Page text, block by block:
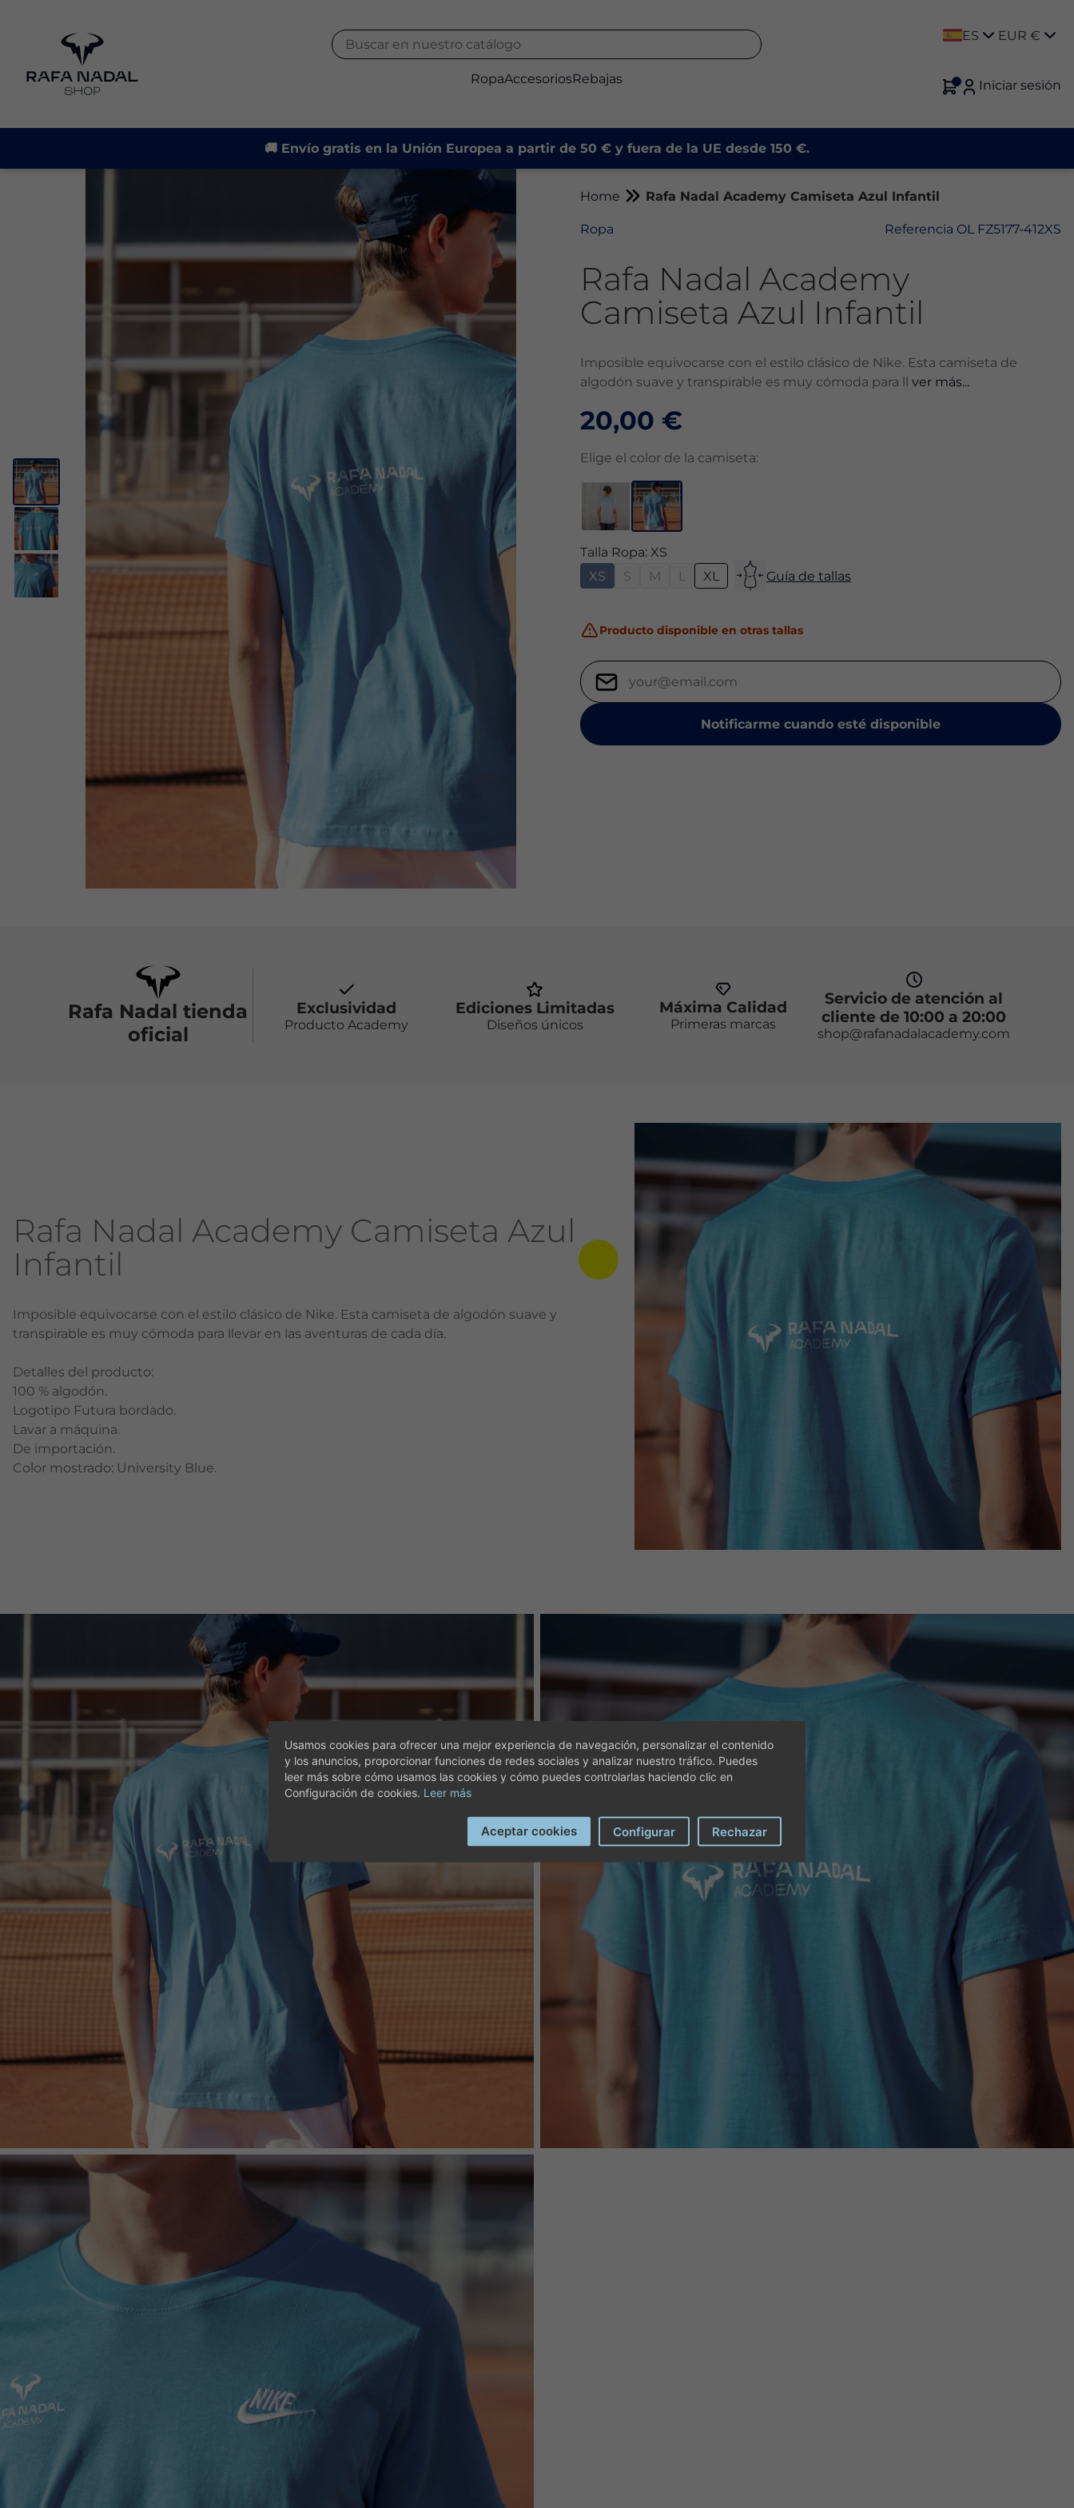
RopaAccesoriosRebajas
ES EUR €
Iniciar sesión
🚚 Envío gratis en la Unión Europea a partir de 50 € y fuera de la UE desde 150 €.
Home Rafa Nadal Academy Camiseta Azul Infantil
Ropa Referencia OL FZ5177-412XS
Rafa Nadal Academy
Camiseta Azul Infantil
Imposible equivocarse con el estilo clásico de Nike. Esta camiseta de
algodón suave y transpirable es muy cómoda para ll ver más...
20,00 €
Elige el color de la camiseta:
Talla Ropa: XS
XS
S M L XL Guía de tallas
Producto disponible en otras tallas
Notificarme cuando esté disponible
Rafa Nadal tienda
oficial
Exclusividad
Producto Academy
Ediciones Limitadas
Diseños únicos
Máxima Calidad
Primeras marcas
Servicio de atención al
cliente de 10:00 a 20:00
shop@rafanadalacademy.com
Rafa Nadal Academy Camiseta Azul
Infantil
Imposible equivocarse con el estilo clásico de Nike. Esta camiseta de algodón suave y
transpirable es muy cómoda para llevar en las aventuras de cada día.
Detalles del producto:
100 % algodón.
Logotipo Futura bordado.
Lavar a máquina.
De importación.
Color mostrado: University Blue.
Usamos cookies para ofrecer una mejor experiencia de navegación, personalizar el contenido
y los anuncios, proporcionar funciones de redes sociales y analizar nuestro tráfico. Puedes
leer más sobre cómo usamos las cookies y cómo puedes controlarlas haciendo clic en
Configuración de cookies. Leer más
Aceptar cookies Configurar Rechazar